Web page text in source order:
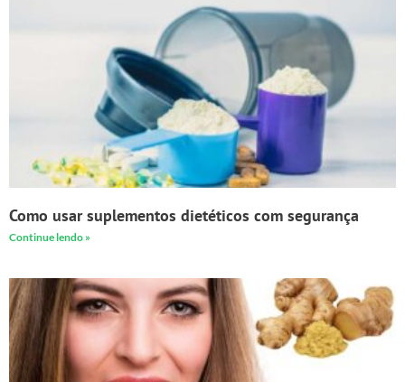
Como usar suplementos dietéticos com segurança
Continue lendo »